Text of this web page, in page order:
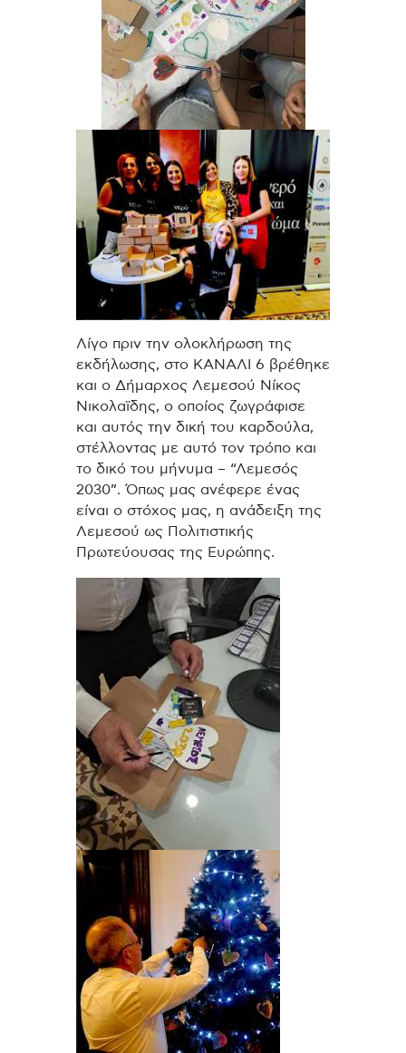
Λίγο πριν την ολοκλήρωση της
εκδήλωσης, στο ΚΑΝΑΛΙ 6 βρέθηκε
και ο Δήμαρχος Λεμεσού Νίκος
Νικολαϊδης, ο οποίος ζωγράφισε
και αυτός την δική του καρδούλα,
στέλλοντας με αυτό τον τρόπο και
το δικό του μήνυμα – “Λεμεσός
2030”. Όπως μας ανέφερε ένας
είναι ο στόχος μας, η ανάδειξη της
Λεμεσού ως Πολιτιστικής
Πρωτεύουσας της Ευρώπης.